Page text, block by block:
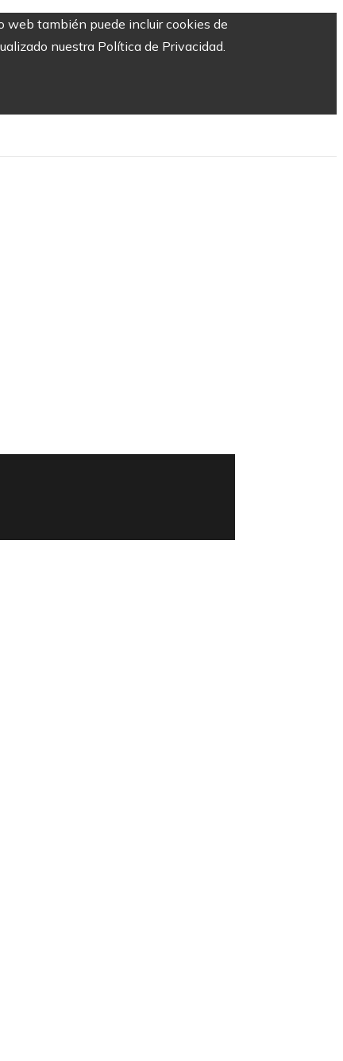
web también puede incluir cookies de
nuestra Política de Privacidad.